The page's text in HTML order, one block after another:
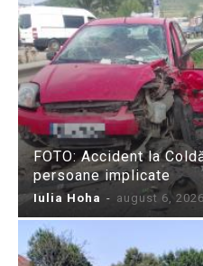
FOTO: Accident la
persoane implicate
Iulia Hoha - august 6, 2026